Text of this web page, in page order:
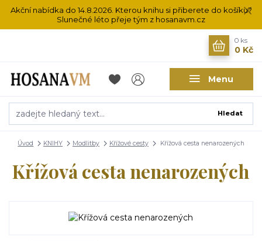
Akční nabídka do 14.8.2026. Kterou knihu si přiberete do košíku?
Slunečné léto přeje tým z hosanavm.cz
Menu
Hledat
0 ks
0 Kč
Úvod KNIHY Modlitby Křížové cesty Křížová cesta nenarozených
Křížová cesta nenarozených